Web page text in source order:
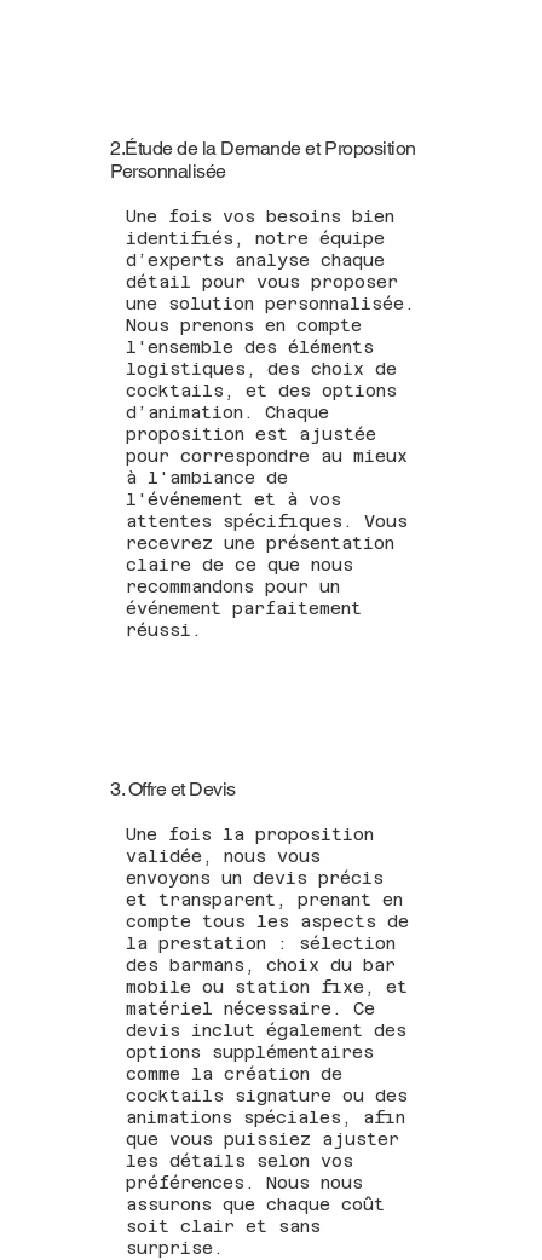
2.Étude de la Demande et Proposition
Personnalisée
Une fois vos besoins bien
identifiés, notre équipe
d’experts analyse chaque
détail pour vous proposer
une solution personnalisée.
Nous prenons en compte
l'ensemble des éléments
logistiques, des choix de
cocktails, et des options
d’animation. Chaque
proposition est ajustée
pour correspondre au mieux
à l'ambiance de
l'événement et à vos
attentes spécifiques. Vous
recevrez une présentation
claire de ce que nous
recommandons pour un
événement parfaitement
réussi.
3. Offre et Devis
Une fois la proposition
validée, nous vous
envoyons un devis précis
et transparent, prenant en
compte tous les aspects de
la prestation : sélection
des barmans, choix du bar
mobile ou station fixe, et
matériel nécessaire. Ce
devis inclut également des
options supplémentaires
comme la création de
cocktails signature ou des
animations spéciales, afin
que vous puissiez ajuster
les détails selon vos
préférences. Nous nous
assurons que chaque coût
soit clair et sans
surprise.